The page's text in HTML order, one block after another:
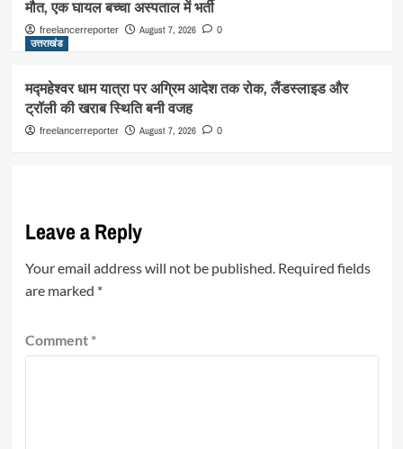
मौत, एक घायल बच्चा अस्पताल में भर्ती
freelancerreporter August 7, 2026 0
उत्तराखंड
मद्महेश्वर धाम यात्रा पर अग्रिम आदेश तक रोक, लैंडस्लाइड और
ट्रॉली की खराब स्थिति बनी वजह
freelancerreporter August 7, 2026 0
Leave a Reply
Your email address will not be published. Required fields
are marked *
Comment *